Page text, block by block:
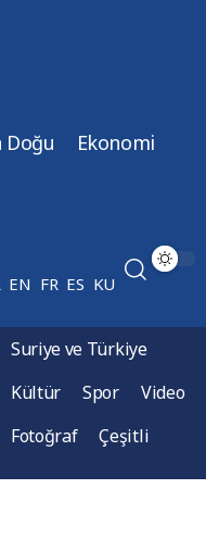
Doğu Ekonomi
EN FR ES KU
Suriye ve Türkiye
Kültür
Spor
Video
Fotoğraf
Çeşitli